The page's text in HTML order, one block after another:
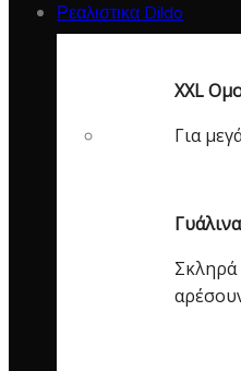
Ρεαλιστικα Dildo
XXL
Για